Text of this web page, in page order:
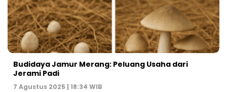
Budidaya Jamur Merang: Peluang Usaha dari
Jerami Padi
7 Agustus 2025 | 18:34 WIB